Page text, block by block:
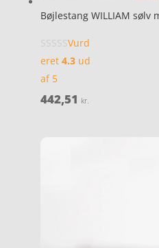
Bøjlestang WILLIAM sølv
Vurd
eret 4.3ud
af 5
442,51 kr.